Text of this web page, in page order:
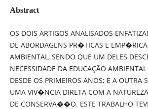
Abstract
OS DOIS ARTIGOS ANALISADOS
DE ABORDAGENS PR�TICAS E
AMBIENTAL, SENDO QUE UM DELES
NECESSIDADE DA EDUCAÇÃO
DESDE OS PRIMEIROS ANOS; E A OUTRA
UMA VIV�NCIA DIRETA COM A
DE CONSERVA��O. ESTE TRABALHO